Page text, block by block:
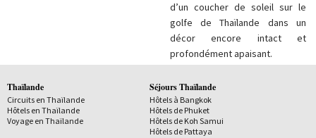
d’un coucher de soleil sur le
golfe de Thaïlande dans un
décor encore intact et
profondément apaisant.
Thaïlande
Circuits en Thaïlande
Hôtels en Thaïlande
Voyage en Thaïlande
Séjours Thaïlande
Hôtels à Bangkok
Hôtels de Phuket
Hôtels de Koh Samui
Hôtels de Pattaya